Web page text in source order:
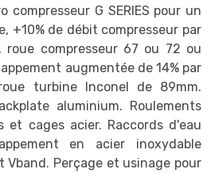
compresseur G SERIES pour un
+10% de débit compresseur par
roue compresseur 67 ou 72 ou
augmentée de 14% par
turbine Inconel de 89mm.
aluminium. Roulements
et cages acier. Raccords d'eau
en acier inoxydable
Vband. Perçage et usinage pour